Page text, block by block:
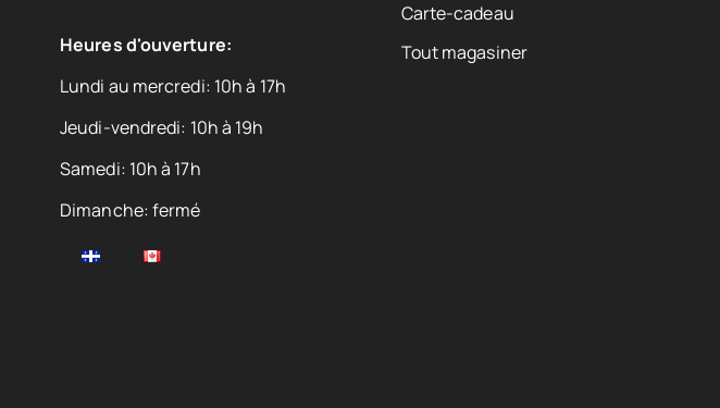
Heures d'ouverture:
Lundi au mercredi: 10h à 17h
Jeudi-vendredi: 10h à 19h
Samedi: 10h à 17h
Dimanche: fermé
Carte-cadeau
Tout magasiner